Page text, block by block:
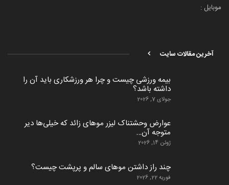
موبایل :
آخرین مقالات سایت
بیمه ورزشی چیست و چرا هر ورزشکاری باید آن را
داشته باشد؟
جولای 7, 2026
عوارض وحشتناک لیزر موهای زائد که خیلی‌ها دیر
متوجه آن…
ژوئن 14, 2026
چند راز داشتن موهای سالم و پرپشت چیست؟
فوریه 22, 2026